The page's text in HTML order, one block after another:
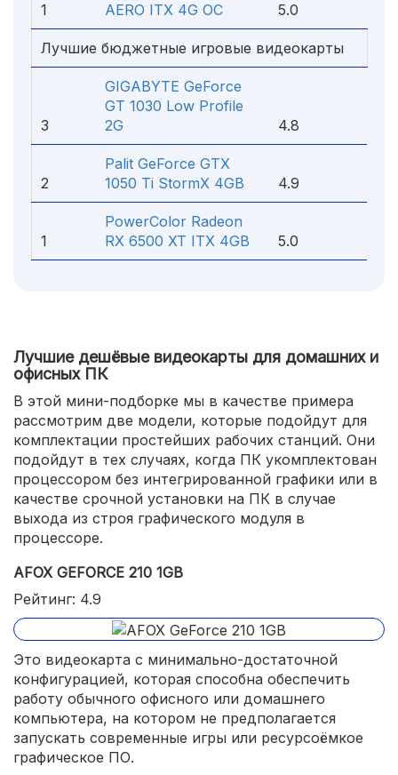
1
AERO ITX 4G OC
5.0
Лучшие бюджетные игровые видеокарты
3
GIGABYTE GeForce
GT 1030 Low Profile
2G
4.8
2
Palit GeForce GTX
1050 Ti StormX 4GB
4.9
1
PowerColor Radeon
RX 6500 XT ITX 4GB
5.0
Лучшие дешёвые видеокарты для домашних и
офисных ПК
В этой мини-подборке мы в качестве примера
рассмотрим две модели, которые подойдут для
комплектации простейших рабочих станций. Они
подойдут в тех случаях, когда ПК укомплектован
процессором без интегрированной графики или в
качестве срочной установки на ПК в случае
выхода из строя графического модуля в
процессоре.
AFOX GEFORCE 210 1GB
Рейтинг: 4.9
Это видеокарта с минимально-достаточной
конфигурацией, которая способна обеспечить
работу обычного офисного или домашнего
компьютера, на котором не предполагается
запускать современные игры или ресурсоёмкое
графическое ПО.